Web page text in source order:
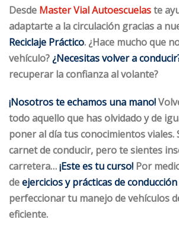
Desde Master Vial Autoescuelaste
adaptarte a la circulación gracias a
Reciclaje Práctico.¿Hace mucho que
vehículo?¿Necesitas volver a
recuperar la confianza al volante?
¡Nosotros te echamos una mano!
todo aquello que hasolvidado y de
poner al día tus conocimientos viales.
carnet de conducir, pero te sientes
carretera…¡Este es tu curso! Por
deejercicios y prácticas de conducción
perfeccionar tu manejode vehículos
eficiente.